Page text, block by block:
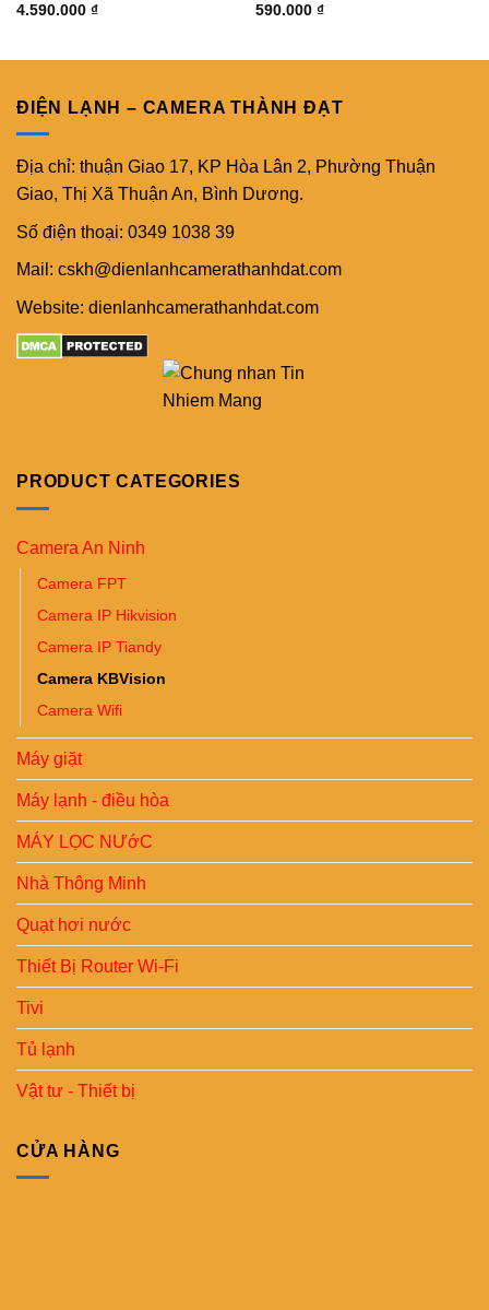
4.590.000 ₫
590.000 ₫
ĐIỆN LẠNH – CAMERA THÀNH ĐẠT
Địa chỉ: thuận Giao 17, KP Hòa Lân 2, Phường Thuận
Giao, Thị Xã Thuận An, Bình Dương.
Số điện thoại: 0349 1038 39
Mail: cskh@dienlanhcamerathanhdat.com
Website: dienlanhcamerathanhdat.com
PRODUCT CATEGORIES
Camera An Ninh
Camera FPT
Camera IP Hikvision
Camera IP Tiandy
Camera KBVision
Camera Wifi
Máy giặt
Máy lạnh - điều hòa
MÁY LỌC NƯớC
Nhà Thông Minh
Quạt hơi nước
Thiết Bị Router Wi-Fi
Tivi
Tủ lạnh
Vật tư - Thiết bị
CỬA HÀNG